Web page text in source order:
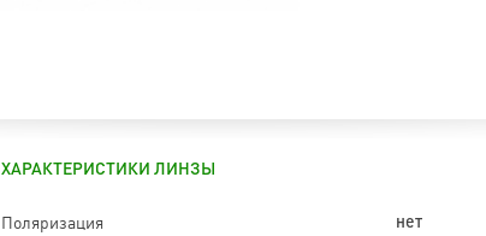
ХАРАКТЕРИСТИКИ ЛИНЗЫ
Поляризация нет